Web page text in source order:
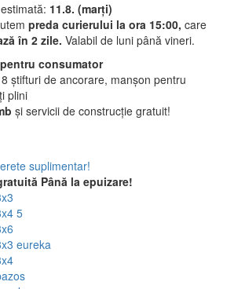
11.8. (marți)
preda curierului la ora 15:00, care
în 2 zile. Valabil de luni până vineri.
consumator
8 știfturi de ancorare, manșon pentru
plini
și servicii de construcție gratuit!
suplimentar!
Până la epuizare!